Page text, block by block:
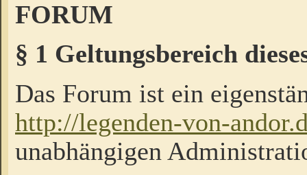
FORUM
§ 1 Geltungsbereich
Das Forum ist ein
http://legenden-von-
unabhängigen